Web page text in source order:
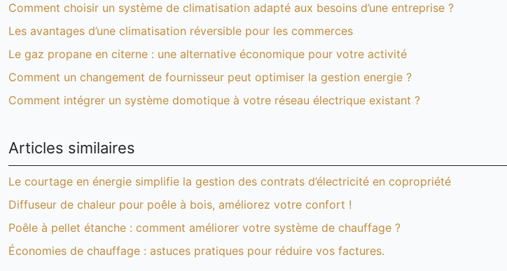
Comment choisir un système de climatisation adapté aux besoins d’une entreprise ?
Les avantages d’une climatisation réversible pour les commerces
Le gaz propane en citerne : une alternative économique pour votre activité
Comment un changement de fournisseur peut optimiser la gestion energie ?
Comment intégrer un système domotique à votre réseau électrique existant ?
Articles similaires
Le courtage en énergie simplifie la gestion des contrats d’électricité en copropriété
Diffuseur de chaleur pour poêle à bois, améliorez votre confort !
Poêle à pellet étanche : comment améliorer votre système de chauffage ?
Économies de chauffage : astuces pratiques pour réduire vos factures.